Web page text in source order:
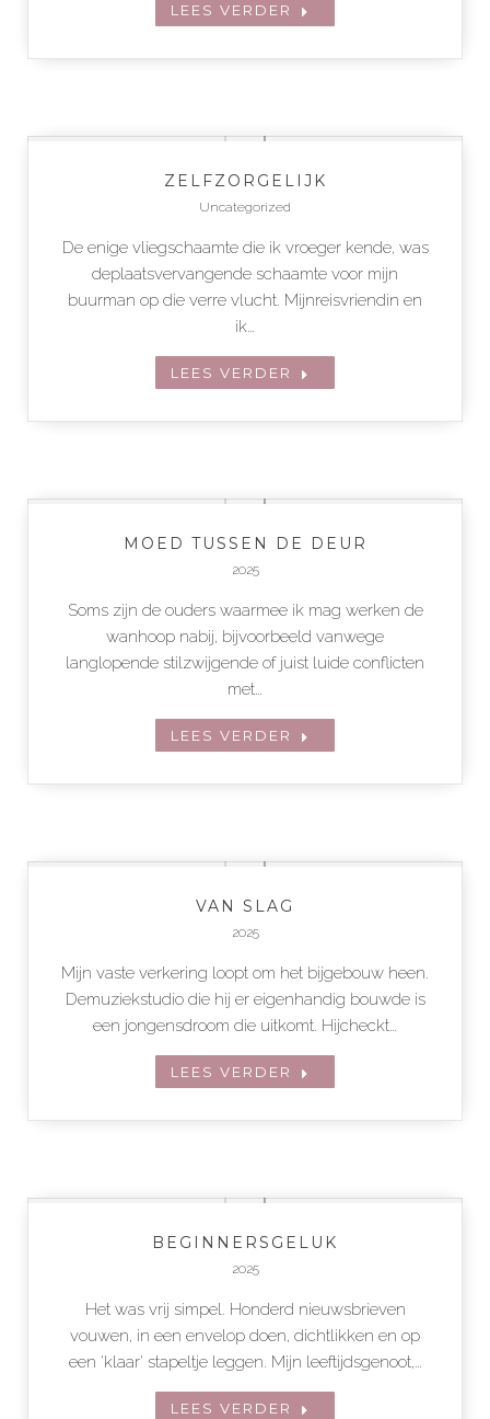
LEES VERDER
ZELFZORGELIJK
Uncategorized
De enige vliegschaamte die ik vroeger kende, was
deplaatsvervangende schaamte voor mijn
buurman op die verre vlucht. Mijnreisvriendin en
ik…
LEES VERDER
MOED TUSSEN DE DEUR
2025
Soms zijn de ouders waarmee ik mag werken de
wanhoop nabij, bijvoorbeeld vanwege
langlopende stilzwijgende of juist luide conflicten
met…
LEES VERDER
VAN SLAG
2025
Mijn vaste verkering loopt om het bijgebouw heen.
Demuziekstudio die hij er eigenhandig bouwde is
een jongensdroom die uitkomt. Hijcheckt…
LEES VERDER
BEGINNERSGELUK
2025
Het was vrij simpel. Honderd nieuwsbrieven
vouwen, in een envelop doen, dichtlikken en op
een ‘klaar’ stapeltje leggen. Mijn leeftijdsgenoot,…
LEES VERDER